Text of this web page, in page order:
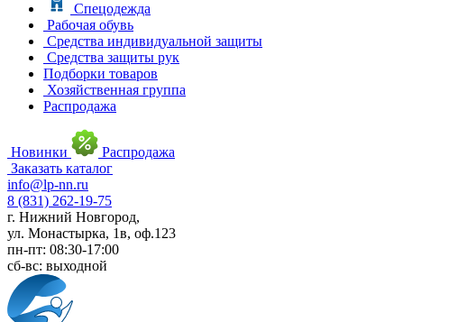
Спецодежда
Рабочая обувь
Средства индивидуальной защиты
Средства защиты рук
Подборки товаров
Хозяйственная группа
Распродажа
Новинки
Распродажа
Заказать каталог
info@lp-nn.ru
8 (831) 262-19-75
г. Нижний Новгород,
ул. Монастырка, 1в, оф.123
пн-пт: 08:30-17:00
сб-вс: выходной